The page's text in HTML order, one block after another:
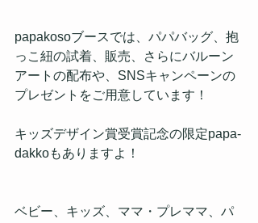
papakosoブースでは、パパバッグ、抱
っこ紐の試着、販売、さらにバルーン
アートの配布や、SNSキャンペーンの
プレゼントをご用意しています！
キッズデザイン賞受賞記念の限定papa-
dakkoもありますよ！
ベビー、キッズ、ママ・プレママ、パ